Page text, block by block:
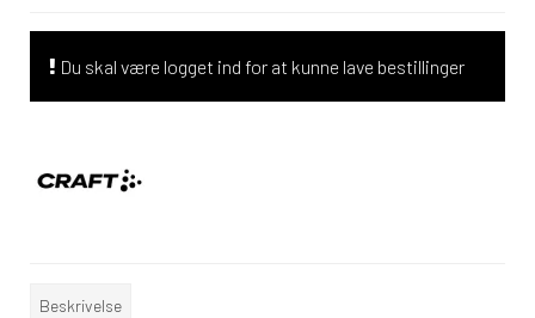
Du skal være logget ind for at kunne lave bestillinger
Beskrivelse